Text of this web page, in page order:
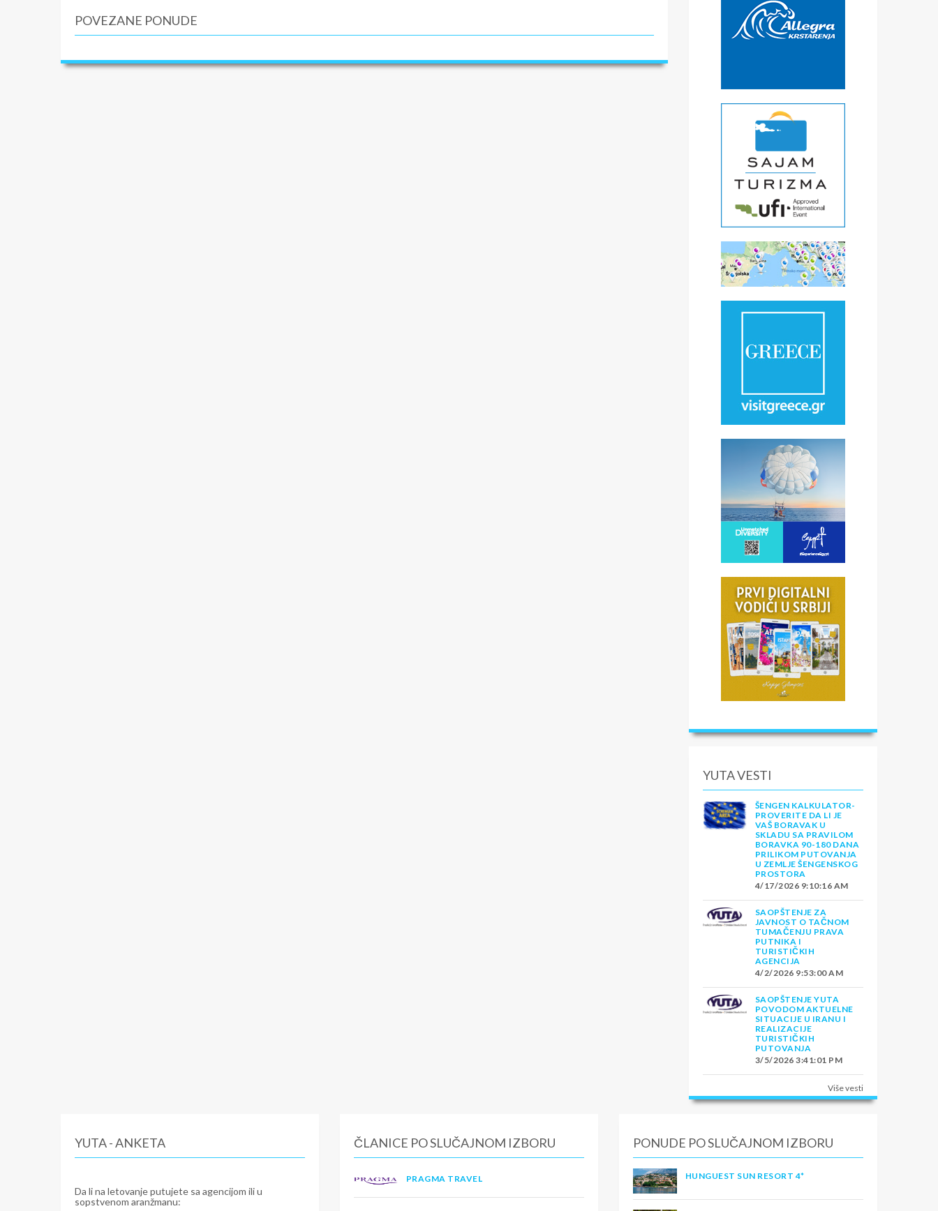
POVEZANE PONUDE
YUTA VESTI
ŠENGEN KALKULATOR-
PROVERITE DA LI JE
VAŠ BORAVAK U
SKLADU SA PRAVILOM
BORAVKA 90-180 DANA
PRILIKOM PUTOVANJA
U ZEMLJE ŠENGENSKOG
PROSTORA
4/17/2026 9:10:16 AM
SAOPŠTENJE ZA
JAVNOST O TAČNOM
TUMAČENJU PRAVA
PUTNIKA I
TURISTIČKIH
AGENCIJA
4/2/2026 9:53:00 AM
SAOPŠTENJE YUTA
POVODOM AKTUELNE
SITUACIJE U IRANU I
REALIZACIJE
TURISTIČKIH
PUTOVANJA
3/5/2026 3:41:01 PM
Više vesti
YUTA - ANKETA
Da li na letovanje putujete sa agencijom ili u
sopstvenom aranžmanu:
ČLANICE PO SLUČAJNOM IZBORU
PRAGMA TRAVEL
PONUDE PO SLUČAJNOM IZBORU
HUNGUEST SUN RESORT 4*